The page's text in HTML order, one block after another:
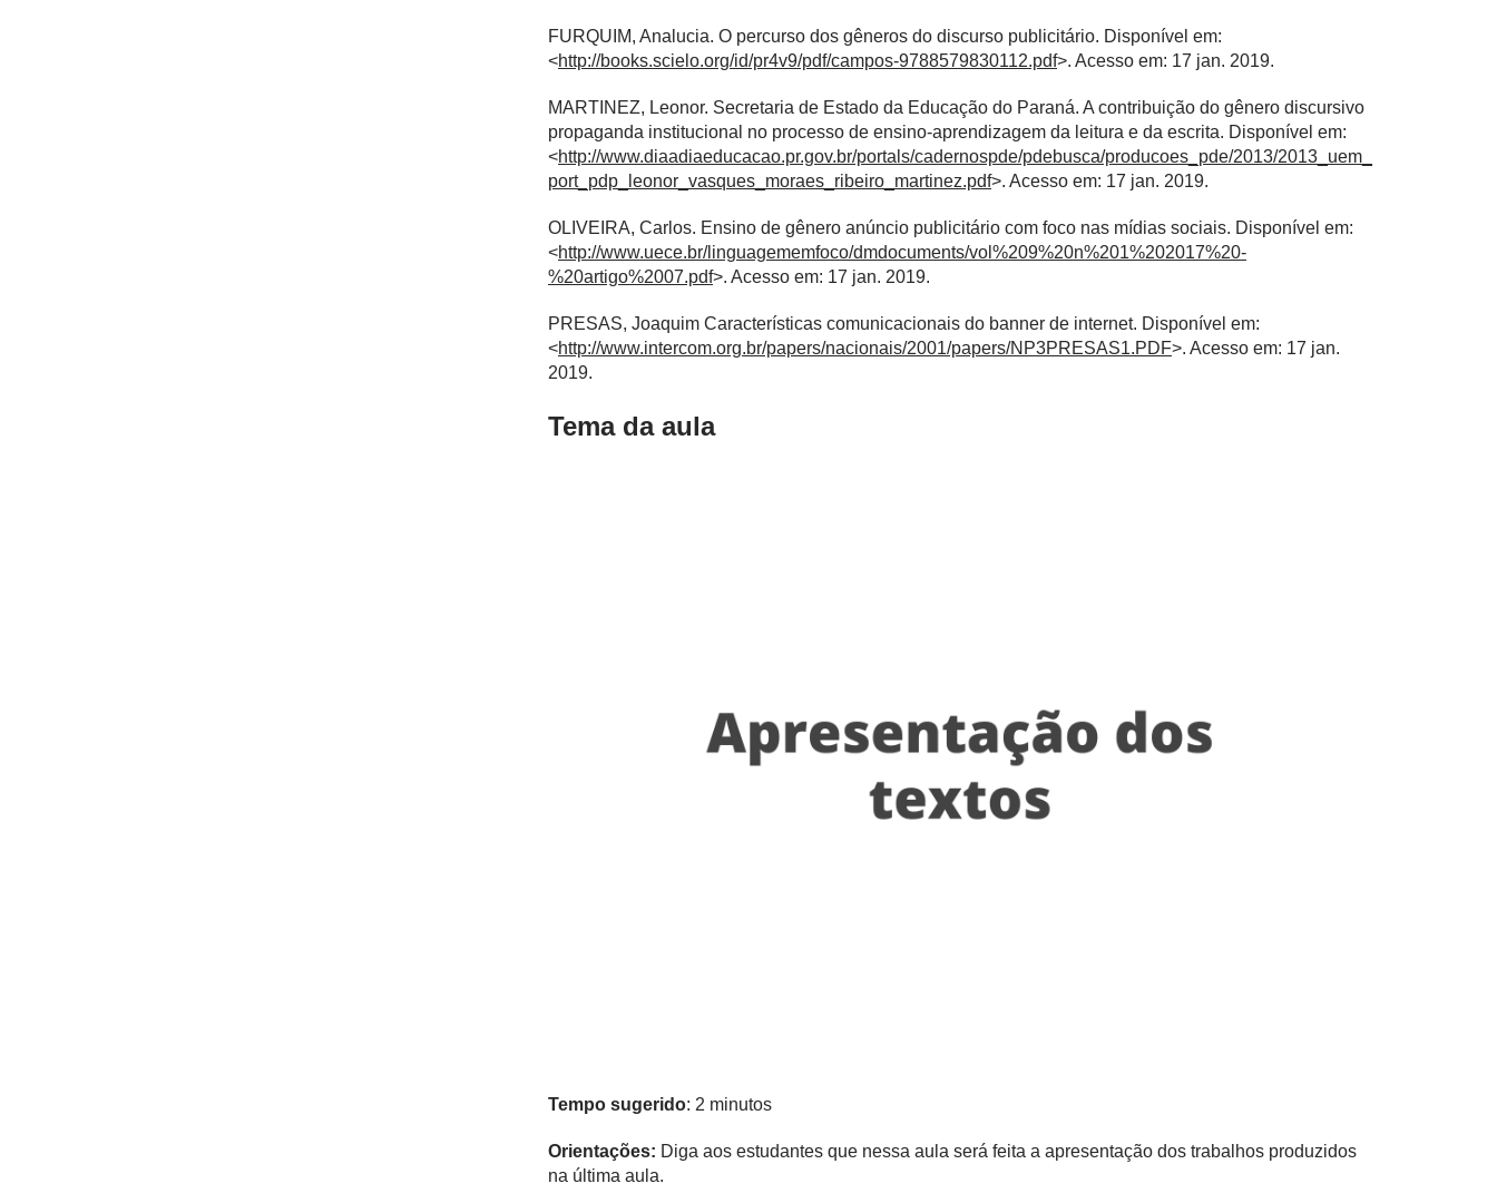
FURQUIM, Analucia. O percurso dos gêneros do discurso publicitário. Disponível em:
<http://books.scielo.org/id/pr4v9/pdf/campos-9788579830112.pdf>. Acesso em: 17 jan. 2019.
MARTINEZ, Leonor. Secretaria de Estado da Educação do Paraná. A contribuição do gênero discursivo
propaganda institucional no processo de ensino-aprendizagem da leitura e da escrita. Disponível em:
<http://www.diaadiaeducacao.pr.gov.br/portals/cadernospde/pdebusca/producoes_pde/2013/2013_uem_
port_pdp_leonor_vasques_moraes_ribeiro_martinez.pdf>. Acesso em: 17 jan. 2019.
OLIVEIRA, Carlos. Ensino de gênero anúncio publicitário com foco nas mídias sociais. Disponível em:
<http://www.uece.br/linguagememfoco/dmdocuments/vol%209%20n%201%202017%20-
%20artigo%2007.pdf>. Acesso em: 17 jan. 2019.
PRESAS, Joaquim Características comunicacionais do banner de internet. Disponível em:
<http://www.intercom.org.br/papers/nacionais/2001/papers/NP3PRESAS1.PDF>. Acesso em: 17 jan.
2019.
Tema da aula
Tempo sugerido: 2 minutos
Orientações: Diga aos estudantes que nessa aula será feita a apresentação dos trabalhos produzidos
na última aula.